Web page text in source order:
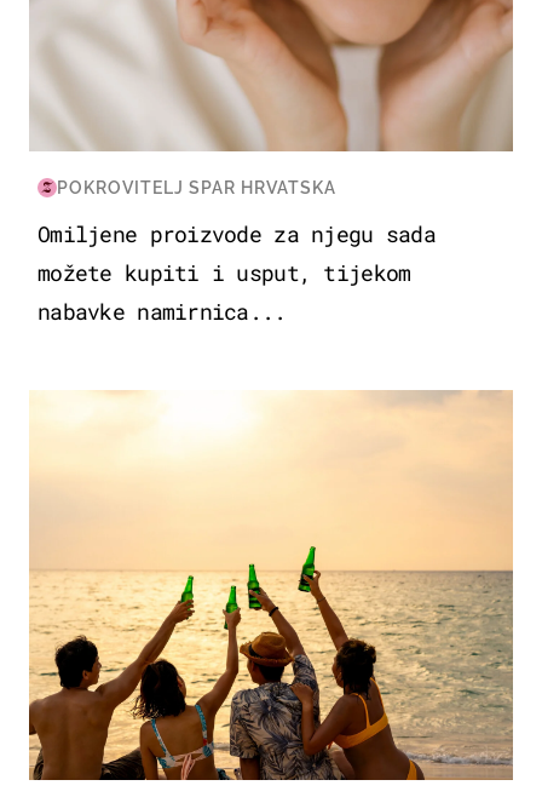
POKROVITELJ SPAR HRVATSKA
Omiljene proizvode za njegu sada
možete kupiti i usput, tijekom
nabavke namirnica...